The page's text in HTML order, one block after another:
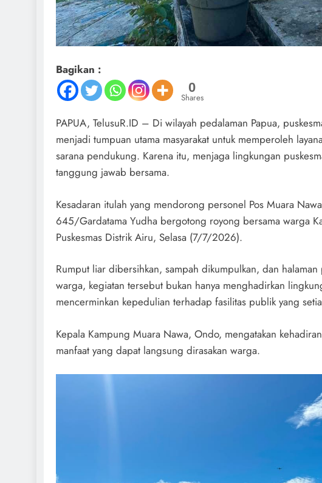
Bagikan :
0
Shares
PAPUA, TelusuR.ID – Di wilayah pedalaman Papua,
menjadi tumpuan utama masyarakat untuk memperoleh
sarana pendukung. Karena itu, menjaga lingkungan
tanggung jawab bersama.
Kesadaran itulah yang mendorong personel Pos Muara
645/Gardatama Yudha bergotong royong bersama warga
Puskesmas Distrik Airu, Selasa (7/7/2026).
Rumput liar dibersihkan, sampah dikumpulkan, dan
warga, kegiatan tersebut bukan hanya menghadirkan
mencerminkan kepedulian terhadap fasilitas publik yang
Kepala Kampung Muara Nawa, Ondo, mengatakan
manfaat yang dapat langsung dirasakan warga.